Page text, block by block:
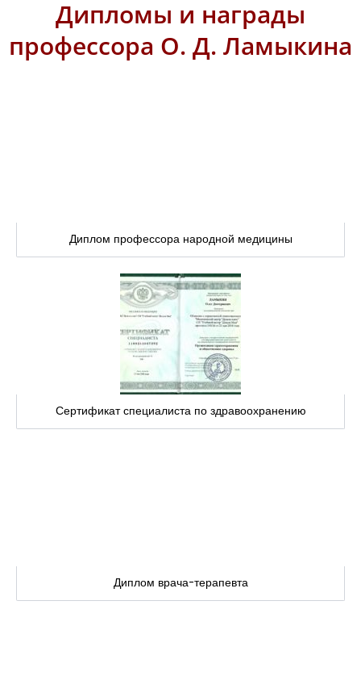
Дипломы и награды
профессора О. Д. Ламыкина
Диплом профессора народной медицины
Сертификат специалиста по здравоохранению
Диплом врача-терапевта